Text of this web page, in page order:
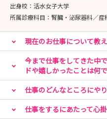
出身校： 活水女子大学
所属診療科目： 腎臓・泌尿器科／
現在のお仕事について教
今まで仕事をしてきた中
ドや嬉しかったことは何
仕事のどんなところにや
仕事をするにあたって心